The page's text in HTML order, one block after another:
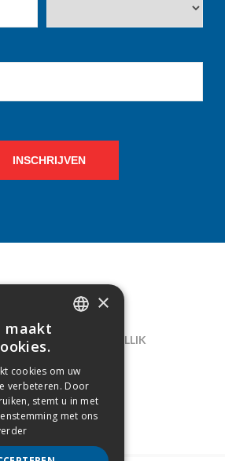
INSCHRIJVEN
CONTACT
22, B-1731 ZELLIK
02/238.10.11
INFO@CREAMODA.BE
BE0407.694.265
×
maakt
cookies om uw
verbeteren. Door
stemt u in met
met ons